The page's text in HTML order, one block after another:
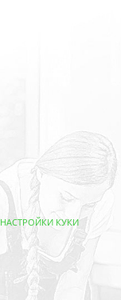
НАСТРОЙКИ КУКИ